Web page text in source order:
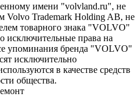
имени "volvland.ru", не
Volvo Trademark Holding AB, не
товарного знака "VOLVO"
исключительные права на
упоминания бренда "VOLVO"
исключительно
в качестве средств
общества.